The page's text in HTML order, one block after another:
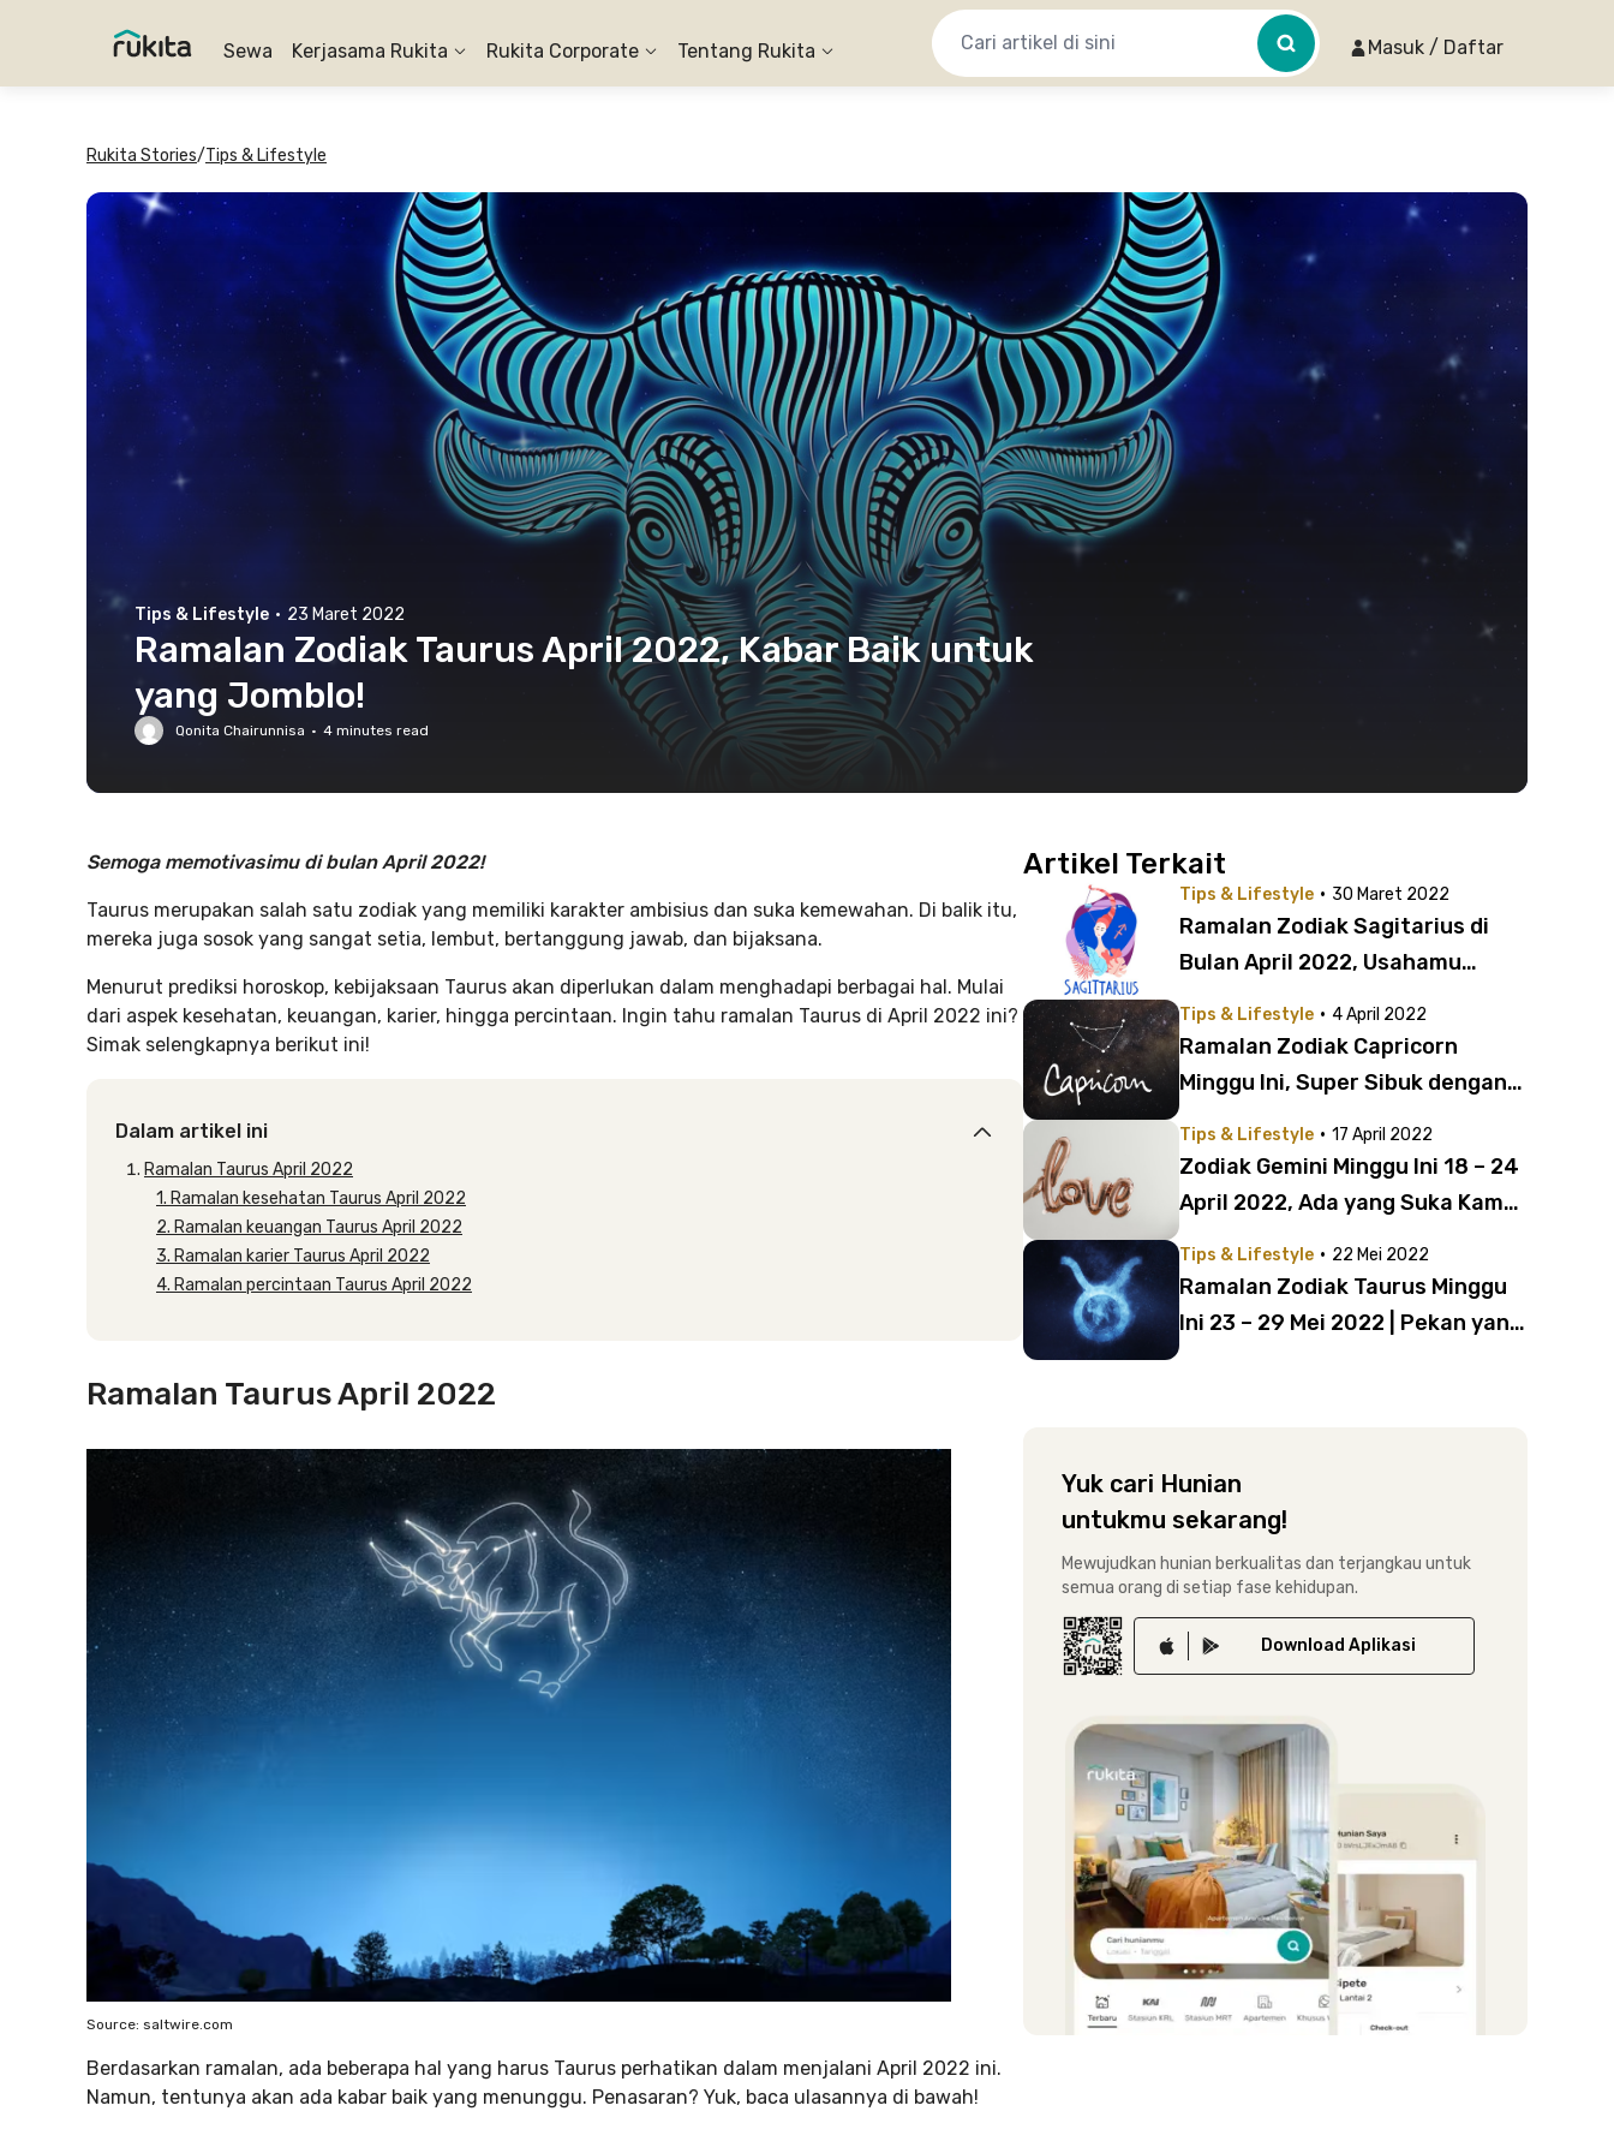
Sewa Kerjasama Rukita Rukita Corporate Tentang Rukita Masuk / Daftar
Rukita Stories/Tips & Lifestyle
Tips & Lifestyle · 23 Maret 2022
Ramalan Zodiak Taurus April 2022, Kabar Baik untuk
yang Jomblo!
Qonita Chairunnisa · 4 minutes read
Semoga memotivasimu di bulan April 2022!
Taurus merupakan salah satu zodiak yang memiliki karakter ambisius dan suka kemewahan. Di balik itu,
mereka juga sosok yang sangat setia, lembut, bertanggung jawab, dan bijaksana.
Menurut prediksi horoskop, kebijaksaan Taurus akan diperlukan dalam menghadapi berbagai hal. Mulai
dari aspek kesehatan, keuangan, karier, hingga percintaan. Ingin tahu ramalan Taurus di April 2022 ini?
Simak selengkapnya berikut ini!
Dalam artikel ini
Ramalan Taurus April 2022
1. Ramalan kesehatan Taurus April 2022
2. Ramalan keuangan Taurus April 2022
3. Ramalan karier Taurus April 2022
4. Ramalan percintaan Taurus April 2022
Ramalan Taurus April 2022
Source: saltwire.com
Berdasarkan ramalan, ada beberapa hal yang harus Taurus perhatikan dalam menjalani April 2022 ini.
Namun, tentunya akan ada kabar baik yang menunggu. Penasaran? Yuk, baca ulasannya di bawah!
Artikel Terkait
Tips & Lifestyle · 30 Maret 2022
Ramalan Zodiak Sagitarius di
Bulan April 2022, Usahamu
Tips & Lifestyle · 4 April 2022
Ramalan Zodiak Capricorn
Minggu Ini, Super Sibuk dengan
Tips & Lifestyle · 17 April 2022
Zodiak Gemini Minggu Ini 18 – 24
April 2022, Ada yang Suka Kamu
Tips & Lifestyle · 22 Mei 2022
Ramalan Zodiak Taurus Minggu
Ini 23 – 29 Mei 2022 | Pekan yang
Yuk cari Hunian
untukmu sekarang!
Mewujudkan hunian berkualitas dan terjangkau untuk
semua orang di setiap fase kehidupan.
Download Aplikasi